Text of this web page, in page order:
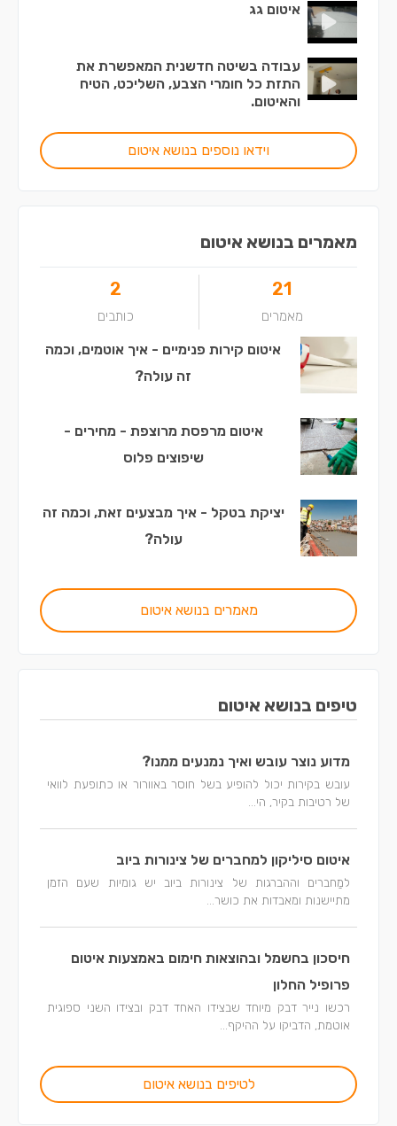
איטום גג
עבודה בשיטה חדשנית המאפשרת את
התזת כל חומרי הצבע, השליכט, הטיח
והאיטום.
וידאו נוספים בנושא איטום
מאמרים בנושא איטום
21
מאמרים
2
כותבים
איטום קירות פנימיים - איך אוטמים, וכמה
זה עולה?
איטום מרפסת מרוצפת - מחירים -
שיפוצים פלוס
יציקת בטקל - איך מבצעים זאת, וכמה זה
עולה?
מאמרים בנושא איטום
טיפים בנושא איטום
מדוע נוצר עובש ואיך נמנעים ממנו?
עובש בקירות יכול להופיע בשל חוסר באוורור או כתופעת לוואי
של רטיבות בקיר, הי...
איטום סיליקון למחברים של צינורות ביוב
למַחברים וההברגות של צינורות ביוב יש גומיות שעם הזמן
מתיישנות ומאבדות את כושר...
חיסכון בחשמל ובהוצאות חימום באמצעות איטום
פרופיל החלון
רכשו נייר דבק מיוחד שבצידו האחד דבק ובצידו השני ספוגית
אוטמת, הדביקו על ההיקף...
לטיפים בנושא איטום